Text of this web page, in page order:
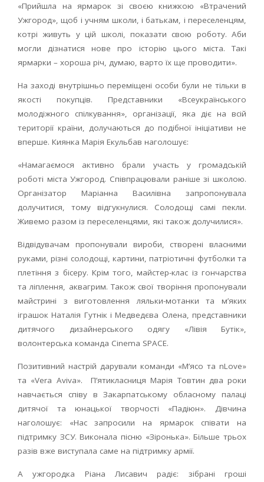
«Прийшла на ярмарок зі своєю книжкою «Втрачений
Ужгород», щоб і учням школи, і батькам, і переселенцям,
котрі живуть у цій школі, показати свою роботу. Аби
могли дізнатися нове про історію цього міста. Такі
ярмарки – хороша річ, думаю, варто їх ще проводити».
На заході внутрішньо переміщені особи були не тільки в
якості покупців. Представники «Всеукраїнського
молодіжного спілкування», організації, яка діє на всій
території країни, долучаються до подібної ініціативи не
вперше. Киянка Марія Екульбав наголошує:
«Намагаємося активно брали участь у громадській
роботі міста Ужгород. Співпрацювали раніше зі школою.
Організатор Маріанна Василівна запропонувала
долучитися, тому відгукнулися. Солодощі самі пекли.
Живемо разом із переселенцями, які також долучилися».
Відвідувачам пропонували вироби, створені власними
руками, різні солодощі, картини, патріотичні футболки та
плетіння з бісеру. Крім того, майстер-клас із гончарства
та ліплення, аквагрим. Також свої творіння пропонували
майстрині з виготовлення ляльки-мотанки та м’яких
іграшок Наталія Гутнік і Медведєва Олена, представники
дитячого дизайнерського одягу «Лівія Бутік»,
волонтерська команда Cinema SPACE.
Позитивний настрій дарували команди «М’ясо та nLove»
та «Vera Aviva». П’ятикласниця Марія Товтин два роки
навчається співу в Закарпатському обласному палаці
дитячої та юнацької творчості «Падіюн». Дівчина
наголошує: «Нас запросили на ярмарок співати на
підтримку ЗСУ. Виконала пісню «Зіронька». Більше трьох
разів вже виступала саме на підтримку армії.
А ужгородка Ріана Лисавич радіє: зібрані гроші